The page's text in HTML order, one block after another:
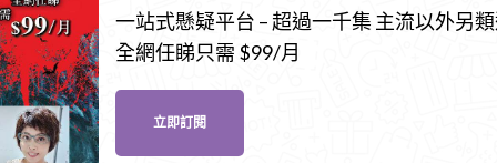
一站式懸疑平台 – 超過一千集 主流以外另
全網任睇只需 $99/月
立即訂閱